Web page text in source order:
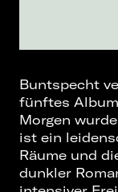
Buntspecht
fünftes
Morgen
ist ein
Räume und
dunkler